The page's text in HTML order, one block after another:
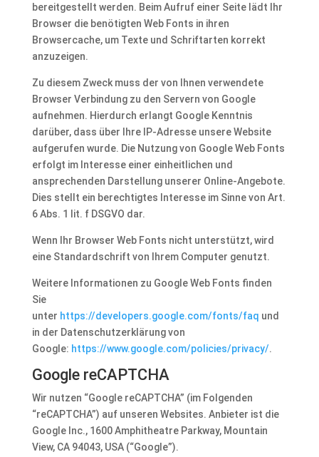
bereitgestellt werden. Beim Aufruf einer Seite lädt Ihr
Browser die benötigten Web Fonts in ihren
Browsercache, um Texte und Schriftarten korrekt
anzuzeigen.
Zu diesem Zweck muss der von Ihnen verwendete
Browser Verbindung zu den Servern von Google
aufnehmen. Hierdurch erlangt Google Kenntnis
darüber, dass über Ihre IP-Adresse unsere Website
aufgerufen wurde. Die Nutzung von Google Web Fonts
erfolgt im Interesse einer einheitlichen und
ansprechenden Darstellung unserer Online-Angebote.
Dies stellt ein berechtigtes Interesse im Sinne von Art.
6 Abs. 1 lit. f DSGVO dar.
Wenn Ihr Browser Web Fonts nicht unterstützt, wird
eine Standardschrift von Ihrem Computer genutzt.
Weitere Informationen zu Google Web Fonts finden
Sie
unter https://developers.google.com/fonts/faq und
in der Datenschutzerklärung von
Google: https://www.google.com/policies/privacy/.
Google reCAPTCHA
Wir nutzen “Google reCAPTCHA” (im Folgenden
“reCAPTCHA”) auf unseren Websites. Anbieter ist die
Google Inc., 1600 Amphitheatre Parkway, Mountain
View, CA 94043, USA (“Google”).